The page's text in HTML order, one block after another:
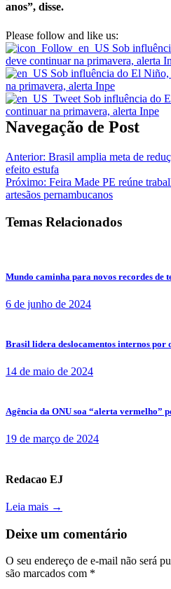
anos”, disse.
Please follow and like us:
Navegação de Post
Anterior: Brasil amplia meta de
efeito estufa
Próximo: Feira Made PE reúne
artesãos pernambucanos
Temas Relacionados
Mundo caminha para novos recordes de
6 de junho de 2024
Brasil lidera deslocamentos internos por
14 de maio de 2024
Agência da ONU soa “alerta vermelho”
19 de março de 2024
Redacao EJ
Leia mais →
Deixe um comentário
O seu endereço de e-mail não será
são marcados com *